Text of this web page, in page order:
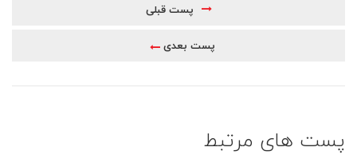
پست قبلی
پست بعدی
پست های مرتبط